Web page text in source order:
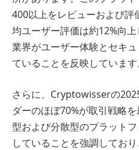
400以上をレビューおよび
均ユーザー評価は約12%向上
業界がユーザー体験とセキ
ていることを反映しています
さらに、Cryptowisserの
ダーのほぼ70%が取引戦略
型および分散型のプラット
していることを強調してお